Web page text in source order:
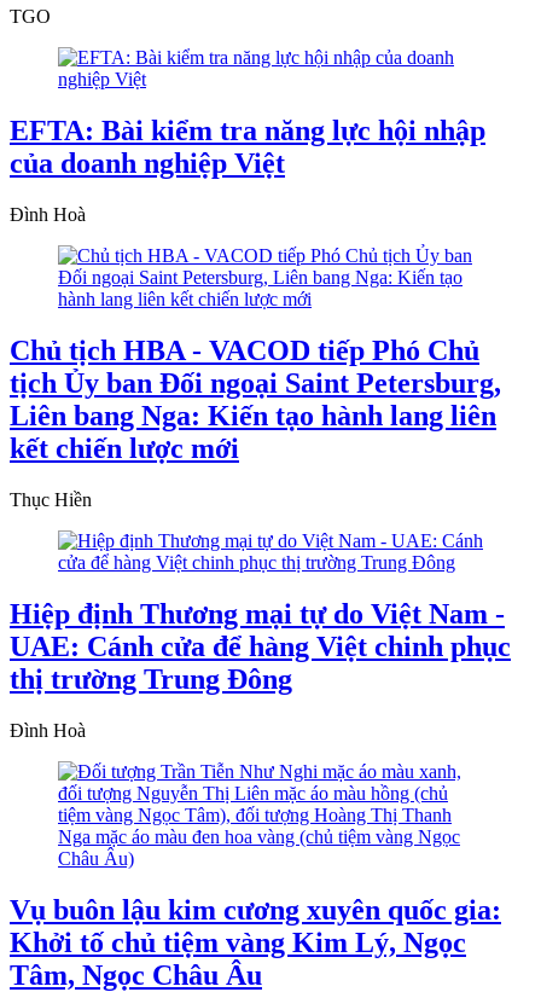
TGO
EFTA: Bài kiểm tra năng lực hội nhập
của doanh nghiệp Việt
Đình Hoà
Chủ tịch HBA - VACOD tiếp Phó Chủ
tịch Ủy ban Đối ngoại Saint Petersburg,
Liên bang Nga: Kiến tạo hành lang liên
kết chiến lược mới
Thục Hiền
Hiệp định Thương mại tự do Việt Nam -
UAE: Cánh cửa để hàng Việt chinh phục
thị trường Trung Đông
Đình Hoà
Vụ buôn lậu kim cương xuyên quốc gia:
Khởi tố chủ tiệm vàng Kim Lý, Ngọc
Tâm, Ngọc Châu Âu